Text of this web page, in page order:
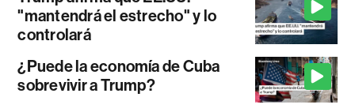
"mantendrá el estrecho" y lo
controlará
¿Puede la economía de Cuba
sobrevivir a Trump?